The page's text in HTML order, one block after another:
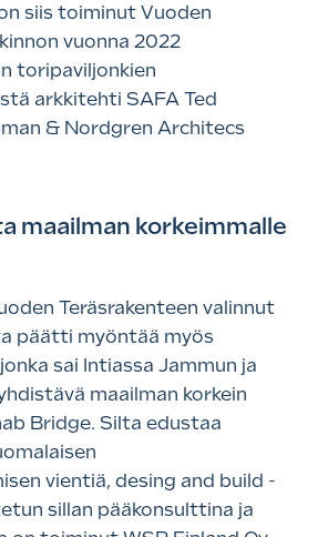
siis toiminut Vuoden
vuonna 2022
toripaviljonkien
arkkitehti SAFA Ted
& Nordgren Architecs
maailman korkeimmalle
Teräsrakenteen valinnut
päätti myöntää myös
sai Intiassa Jammun ja
maailman korkein
Bridge. Silta edustaa
vientiä, desing and build -
sillan pääkonsulttina ja